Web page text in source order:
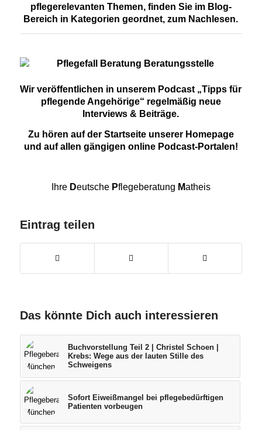
pflegerelevanten Themen, finden Sie im Blog-
Bereich in Kategorien geordnet, zum Nachlesen.
Wir veröffentlichen in unserem Podcast „Tipps für
pflegende Angehörige“ regelmäßig neue
Interviews & Beiträge.
Zu hören auf der Startseite unserer Homepage
und auf allen gängigen online Podcast-Portalen!
Ihre Deutsche Pflegeberatung Matheis
Eintrag teilen
Das könnte Dich auch interessieren
Buchvorstellung Teil 2 | Christel Schoen |
Krebs: Wege aus der lauten Stille des
Schweigens
Sofort Eiweißmangel bei pflegebedürftigen
Patienten vorbeugen